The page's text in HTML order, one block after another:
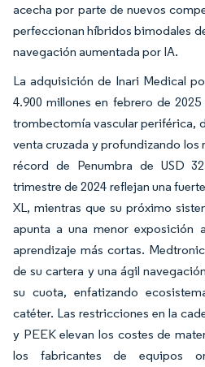
acecha por parte de nuevos
perfeccionan híbridos bimodales
navegación aumentada por IA.
La adquisición de Inari Medical
4.900 millones en febrero de
trombectomía vascular periférica,
venta cruzada y profundizando los
récord de Penumbra de USD
trimestre de 2024 reflejan una
XL, mientras que su próximo
apunta a una menor exposición
aprendizaje más cortas.
de su cartera y una ágil
su cuota, enfatizando
catéter. Las restricciones en la
y PEEK elevan los costes de
los fabricantes de equipos